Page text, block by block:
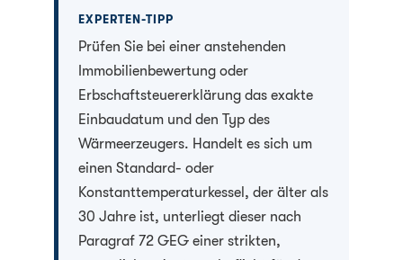
EXPERTEN-TIPP
Prüfen Sie bei einer anstehenden
Immobilienbewertung oder
Erbschaftsteuererklärung das exakte
Einbaudatum und den Typ des
Wärmeerzeugers. Handelt es sich um
einen Standard- oder
Konstanttemperaturkessel, der älter als
30 Jahre ist, unterliegt dieser nach
Paragraf 72 GEG einer strikten,